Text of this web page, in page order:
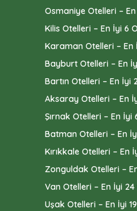
Osmaniye Otelleri –
Kilis Otelleri – En İyi 6
Karaman Otelleri – En
Bayburt Otelleri – En
Bartın Otelleri – En İyi
Aksaray Otelleri – En
Şırnak Otelleri – En İyi
Batman Otelleri – En
Kırıkkale Otelleri – En
Zonguldak Otelleri –
Van Otelleri – En İyi 24
Uşak Otelleri – En İyi